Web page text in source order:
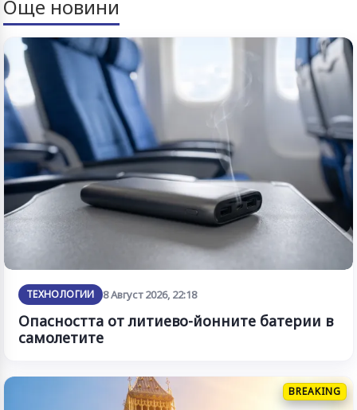
Още новини
ТЕХНОЛОГИИ 8 Август 2026, 22:18
Опасността от литиево-йонните батерии в
самолетите
BREAKING